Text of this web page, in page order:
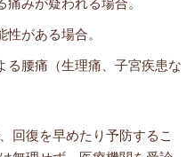
がある場合。
る腰痛（生理痛、子宮疾患な
回復を早めたり予防するこ